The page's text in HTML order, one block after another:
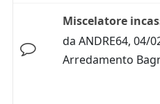
Miscelatore
da ANDRE64, 04/
Arredamento